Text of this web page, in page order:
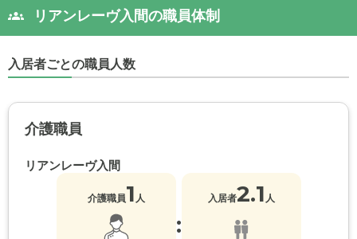
リアンレーヴ入間の職員体制
入居者ごとの職員人数
介護職員
リアンレーヴ入間
介護職員1 人
:
入居者2.1 人